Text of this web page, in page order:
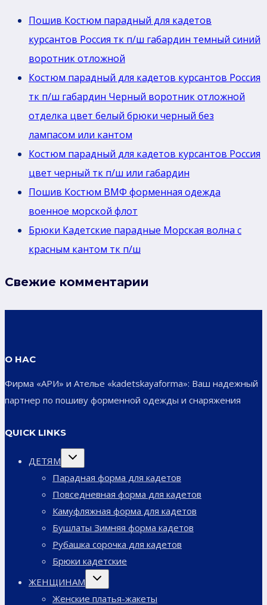
Пошив Костюм парадный для кадетов
курсантов Россия тк п/ш габардин темный синий
воротник отложной
Костюм парадный для кадетов курсантов Россия
тк п/ш габардин Черный воротник отложной
отделка цвет белый брюки черный без
лaмпасом или кантом
Костюм парадный для кадетов курсантов Россия
цвет черный тк п/ш или габардин
Пошив Костюм ВМФ форменная одежда
военное морской флот
Брюки Кадетские парадные Морская волна с
красным кантом тк п/ш
Свежие комментарии
О НАС
Фирма «АРИ» и Ателье «kadetskayaforma»: Ваш надежный
партнер по пошиву форменной одежды и снаряжения
QUICK LINKS
ДЕТЯМ
Переключить
Парадная форма для кадетов
Повседневная форма для кадетов
Камуфляжная форма для кадетов
Бушлаты Зимняя форма кадетов
Рубашка сорочка для кадетов
Брюки кадетские
ЖЕНЩИНАМ
Переключить
Женские платья-жакеты